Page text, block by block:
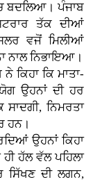
ਬਦਲਿਆ। ਪੰਜਾਬ
ਤੱਕ ਦੀਆਂ
ਵਜੋਂ ਮਿਲੀਆਂ
ਨਾਲ ਨਿਭਾਇਆ।
ਕਿਹਾ ਕਿ ਮਾਤਾ-
ਉਹਨਾਂ ਦੀ ਹਰ
ਨਿਮਰਤਾ
ਹਨ।
ਉਹਨਾਂ ਕਿਹਾ
ਹੱਲ ਵੱਲ ਪਹਿਲਾ
ਸਿੱਖਣ ਦੀ ਲਗਨ,